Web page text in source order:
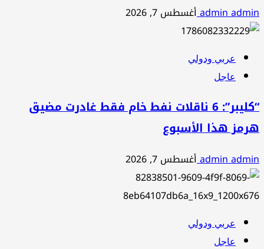
admin adminأغسطس 7, 2026
عربي ودولي
عاجل
“كليبر”: 6 ناقلات نفط خام فقط غادرت مضيق
هرمز هذا الأسبوع
admin adminأغسطس 7, 2026
عربي ودولي
عاجل